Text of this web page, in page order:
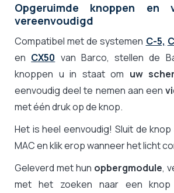
Opgeruimde knoppen en
vereenvoudigd
Compatibel met de systemen C-5,
en CX50 van Barco, stellen de
knoppen u in staat om uw
eenvoudig deel te nemen aan een
met één druk op de knop.
Het is heel eenvoudig! Sluit de
MAC en klik erop wanneer het licht
Geleverd met hun opbergmodule,
met het zoeken naar een